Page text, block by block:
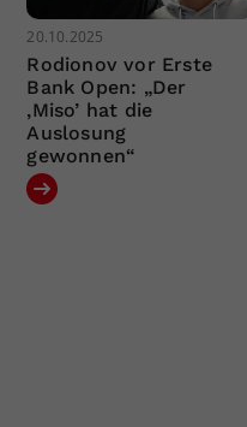
20.10.2025
Rodionov vor Erste
Bank Open: „Der
‚Miso’ hat die
Auslosung
gewonnen“